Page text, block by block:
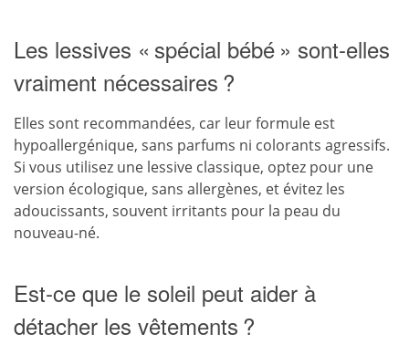
Les lessives « spécial bébé » sont-elles
vraiment nécessaires ?
Elles sont recommandées, car leur formule est
hypoallergénique, sans parfums ni colorants agressifs.
Si vous utilisez une lessive classique, optez pour une
version écologique, sans allergènes, et évitez les
adoucissants, souvent irritants pour la peau du
nouveau-né.
Est-ce que le soleil peut aider à
détacher les vêtements ?